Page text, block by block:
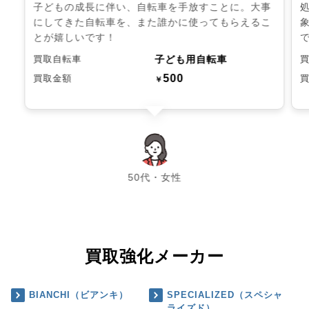
子どもの成長に伴い、自転車を手放すことに。大事
にしてきた自転車を、また誰かに使ってもらえるこ
とが嬉しいです！
買取自転車 子ども用自転車
買取金額 ￥500
50代・女性
chevron_left chevron_right
買取強化メーカー
BIANCHI（ビアンキ）
SPECIALIZED（スペシャ